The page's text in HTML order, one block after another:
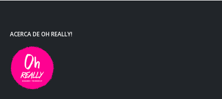
ACERCA DE OH REALLY!